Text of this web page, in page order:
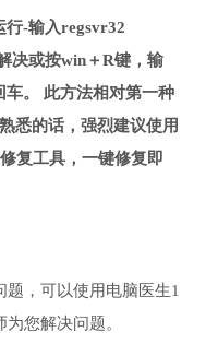
行-输入regsvr32
决或按win＋R键，输
车。 此方法相对第一种
悉的话，强烈建议使用
复工具，一键修复即
，可以使用电脑医生1
您解决问题。